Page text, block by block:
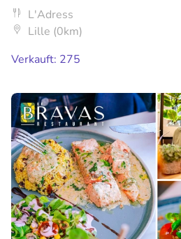
L'Adress
Lille (0km)
Verkauft: 275